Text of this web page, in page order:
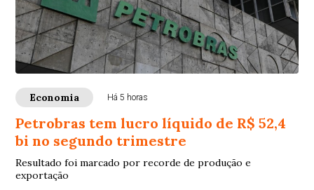
Economia Há 5 horas
Petrobras tem lucro líquido de R$ 52,4
bi no segundo trimestre
Resultado foi marcado por recorde de produção e
exportação